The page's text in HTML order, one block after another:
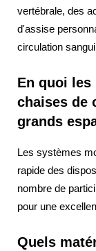
vertébrale, des
d'assise
circulation
En quoi les
chaises de
grands
Les systèmes
rapide des
nombre de
pour une
Quels